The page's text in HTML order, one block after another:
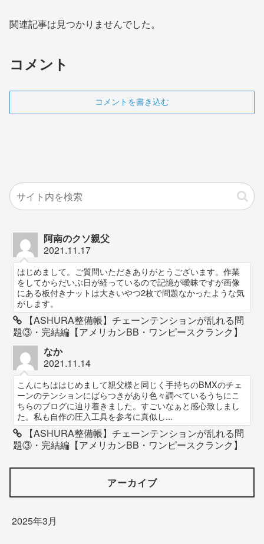
関連記事は見つかりませんでした。
コメント
コメントを書き込む
阿南のクソ親父
2021.11.17
はじめまして。ご質問いただきありがとうございます。作業
をしてからだいぶ日が経っているので記憶が曖昧ですが画像
にある板付きナットは大きいやつ2枚で問題なかったような気
がします。
【ASHURA整備帳】チェーンテンションが乱れる問
題③・完結編【アメリカンBB・ワンピースクランク】
なか
2021.11.14
こんにちははじめまして親父様と同じく手持ちのBMXのチェ
ーンのテンションにばらつきがあり色々調べているうちにこ
ちらのブログに辿り着きました。すごいなぁと感心致しまし
た。私も自作の圧入工具を参考に真似し...
【ASHURA整備帳】チェーンテンションが乱れる問
題③・完結編【アメリカンBB・ワンピースクランク】
アーカイブ
2025年3月